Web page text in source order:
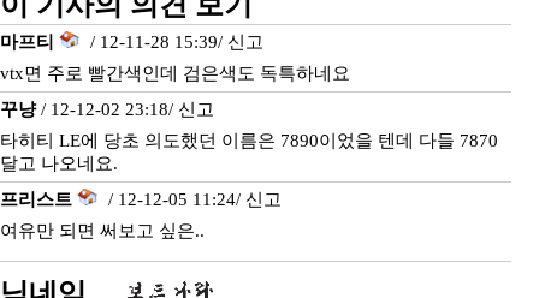
마프티 / 12-11-28 15:39/ 신고
vtx면 주로 빨간색인데 검은색도 독특하네요
꾸냥/ 12-12-02 23:18/ 신고
타히티 LE에 당초 의도했던 이름은 7890이었을 텐데 다들 7870
달고 나오네요.
프리스트
/ 12-12-05 11:24/ 신고
여유만 되면 써보고 싶은..